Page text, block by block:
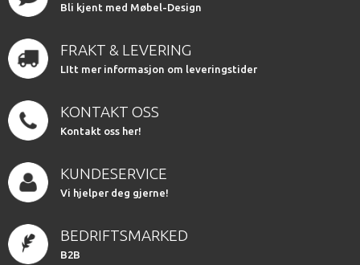
Bli kjent med Møbel-Design
FRAKT & LEVERING
LItt mer informasjon om leveringstider
KONTAKT OSS
Kontakt oss her!
KUNDESERVICE
Vi hjelper deg gjerne!
BEDRIFTSMARKED
B2B